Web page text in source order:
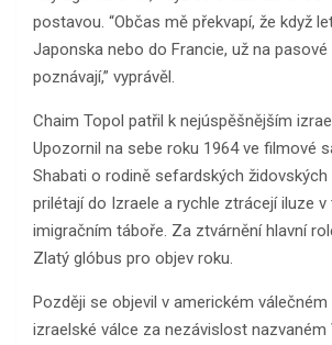
postavou. “Občas mě překvapí, že když
Japonska nebo do Francie, už na
poznávají,” vyprávěl.
Chaim Topol patřil k nejúspěšnějším
Upozornil na sebe roku 1964 ve filmové
Shabati o rodině sefardských
prilétají do Izraele a rychle ztrácejí iluze v
imigračním táboře. Za ztvárnění hlavní
Zlatý glóbus pro objev roku.
Později se objevil v americkém
izraelské válce za nezávislost nazvaném